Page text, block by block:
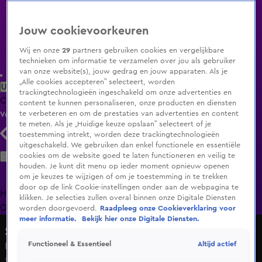
Uitzending Gemist Populaire programma's Zenders Genres
ClipsFilmsRadioSmart TV inlogShop
Volg KIJK
Zoeken
HomeUitzending Gemist Programma's De Bondgenoten
OranjezomerLivestreamsShop
Shownieuws
Reacties op overleden Willem van Kooten
4 jan 2025, 09:57
Jouw cookievoorkeuren
Wij en onze29 partners gebruiken cookies en vergelijkbare
technieken om informatie te verzamelen over jou als gebruiker
van onze website(s), jouw gedrag en jouw apparaten. Als je
„Alle cookies accepteren” selecteert, worden
trackingtechnologieën ingeschakeld om onze advertenties en
content te kunnen personaliseren, onze producten en diensten
te verbeteren en om de prestaties van advertenties en content
te meten. Als je „Huidige keuze opslaan” selecteert of je
toestemming intrekt, worden deze trackingtechnologieën
uitgeschakeld. We gebruiken dan enkel functionele en essentiële
cookies om de website goed te laten functioneren en veilig te
houden. Je kunt dit menu op ieder moment opnieuw openen
om je keuzes te wijzigen of om je toestemming in te trekken
door op de link Cookie-instellingen onder aan de webpagina te
klikken. Je selecties zullen overal binnen onze Digitale Diensten
worden doorgevoerd.
Raadpleeg onze Cookieverklaring voor
meer informatie.
Bekijk hier onze Digitale Diensten.
Functioneel & Essentieel Altijd actief